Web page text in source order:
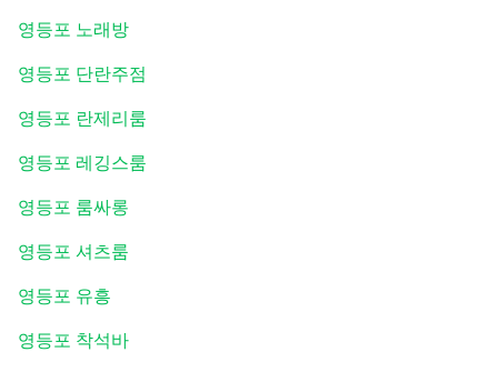
영등포 노래방
영등포 단란주점
영등포 란제리룸
영등포 레깅스룸
영등포 룸싸롱
영등포 셔츠룸
영등포 유흥
영등포 착석바